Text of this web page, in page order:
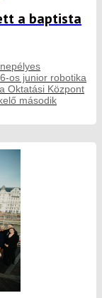
a baptista
os junior robotika
Oktatási Központ
második